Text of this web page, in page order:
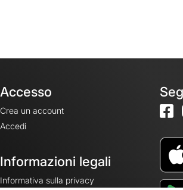
Accesso
Crea un account
Accedi
Informazioni legali
Informativa sulla privacy